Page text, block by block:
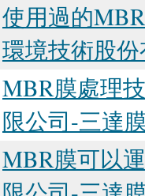
使用過的
環境技術股份
MBR膜處理
限公司-三達
MBR膜可以